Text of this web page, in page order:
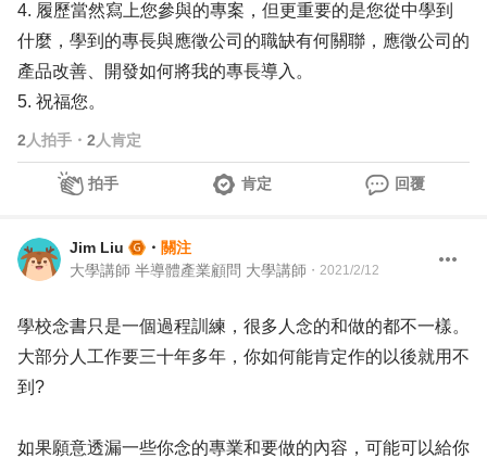
4. 履歷當然寫上您參與的專案，但更重要的是您從中學到
什麼，學到的專長與應徵公司的職缺有何關聯，應徵公司的
產品改善、開發如何將我的專長導入。
5. 祝福您。
2 人拍手 ・ 2 人肯定
拍手 肯定 回覆
Jim Liu ・ 關注
大學講師 半導體產業顧問 大學講師 ・ 2021/2/12
學校念書只是一個過程訓練，很多人念的和做的都不一樣。
大部分人工作要三十年多年，你如何能肯定作的以後就用不
到?
如果願意透漏一些你念的專業和要做的內容，可能可以給你